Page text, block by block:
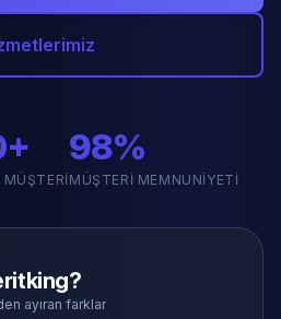
98%
MÜŞTERI MEMNUNIYETI
ayıran farklar